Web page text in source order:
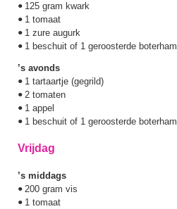
• 125 gram kwark
• 1 tomaat
• 1 zure augurk
• 1 beschuit of 1 geroosterde boterham
’s avonds
• 1 tartaartje (gegrild)
• 2 tomaten
• 1 appel
• 1 beschuit of 1 geroosterde boterham
Vrijdag
’s middags
• 200 gram vis
• 1 tomaat